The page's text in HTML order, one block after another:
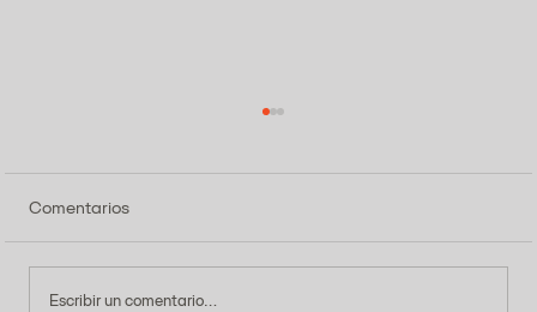
Comentarios
Escribir un comentario...